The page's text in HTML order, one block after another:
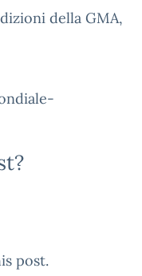
della GMA,
post.